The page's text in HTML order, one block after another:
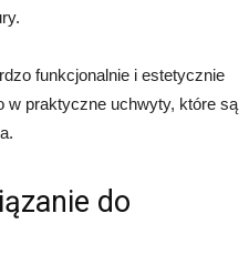
funkcjonalnie i estetycznie
w praktyczne uchwyty, które są
do